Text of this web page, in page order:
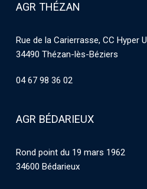
AGR THÉZAN
Rue de la Carierrasse, CC Hyper U
34490 Thézan-lès-Béziers
04 67 98 36 02
AGR BÉDARIEUX
Rond point du 19 mars 1962
34600 Bédarieux